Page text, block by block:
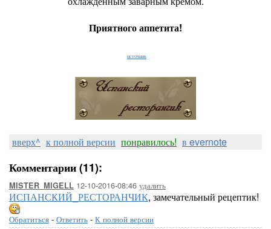
Приятного аппетита!
источник
вверх^ к полной версии понравилось! в evernote
Комментарии (11):
MISTER_MIGELL 12-10-2016-08:46 удалить
ИСПАНСКИЙ_РЕСТОРАНЧИК, замечательный рецептик!
Обратиться - Ответить - К полной версии